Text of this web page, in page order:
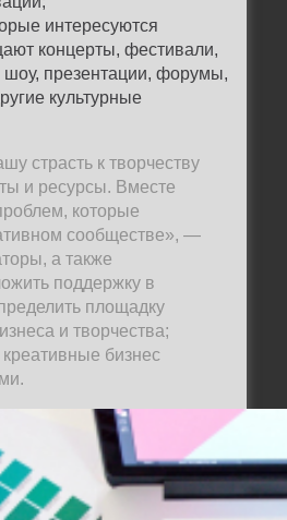
интересуются
концерты, фестивали,
презентации, форумы,
культурные
страсть к творчеству
и ресурсы. Вместе
которые
сообществе», —
а также
поддержку в
площадку
и творчества;
креативные бизнес